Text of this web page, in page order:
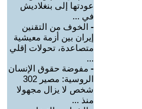
عودتها إلى بنغلاديش
في ...
- الخوف من التقنين
إيران بين أزمة معيشية
متصاعدة، تحولات إقلي
...
- مفوضة حقوق الإنسان
الروسية: مصير 302
شخص لا يزال مجهولا
منذ ...